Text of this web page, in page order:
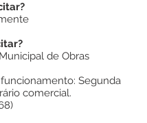
de Obras
Segunda
comercial.